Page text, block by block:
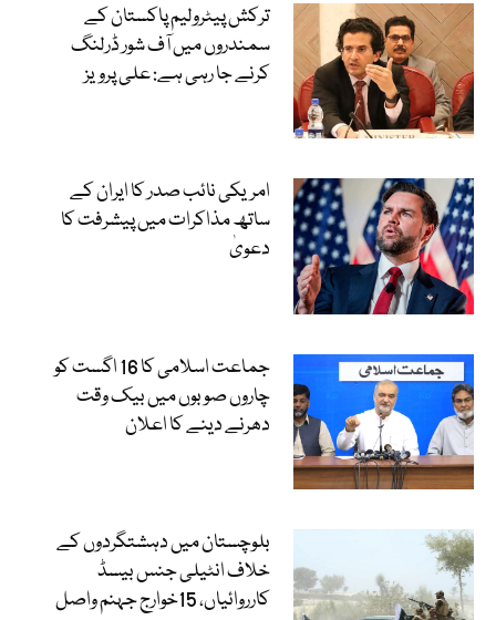
ترکش پیٹرولیم پاکستان کے
سمندروں میں آف شور ڈرلنگ
کرنے جا رہی ہے: علی پرویز
امریکی نائب صدر کا ایران کے
ساتھ مذاکرات میں پیشرفت کا
دعویٰ
جماعت اسلامی کا 16 اگست کو
چاروں صوبوں میں بیک وقت
دھرنے دینے کا اعلان
بلوچستان میں دہشتگردوں کے
خلاف انٹیلی جنس بیسڈ
کارروائیاں، 15خوارج جہنم واصل